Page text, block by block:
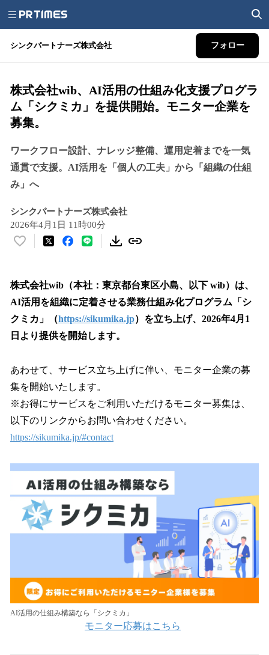
シンクパートナーズ株式会社 フォロー
株式会社wib、AI活用の仕組み化支援プログラ
ム「シクミカ」を提供開始。モニター企業を
募集。
ワークフロー設計、ナレッジ整備、運用定着までを一気
通貫で支援。AI活用を「個人の工夫」から「組織の仕組
み」へ
シンクパートナーズ株式会社
2026年4月1日 11時00分
い
！
数
を
読
み
中
で
す
株式会社wib（本社：東京都台東区小島、以下 wib）は、
AI活用を組織に定着させる業務仕組み化プログラム「シ
クミカ」（https://sikumika.jp）を立ち上げ、2026年4月1
日より提供を開始します。
あわせて、サービス立ち上げに伴い、モニター企業の募
集を開始いたします。
※お得にサービスをご利用いただけるモニター募集は、
以下のリンクからお問い合わせください。
https://sikumika.jp/#contact
AI活用の仕組み構築なら「シクミカ」
モニター応募はこちら